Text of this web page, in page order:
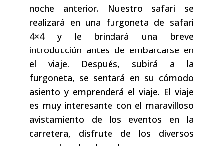
noche anterior. Nuestro safari se
realizará en una furgoneta de safari
4×4 y le brindará una breve
introducción antes de embarcarse en
el viaje. Después, subirá a la
furgoneta, se sentará en su cómodo
asiento y emprenderá el viaje. El viaje
es muy interesante con el maravilloso
avistamiento de los eventos en la
carretera, disfrute de los diversos